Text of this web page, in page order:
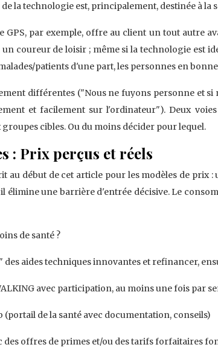
la technologie est, principalement, destinée à la
GPS, par exemple, offre au client un tout autre
coureur de loisir ; même si la technologie est
patients d'une part, les personnes en
différentes ("Nous ne fuyons personne et
et facilement sur l'ordinateur"). Deux
cibles. Ou du moins décider pour lequel.
: Prix perçus et réels
au début de cet article pour les modèles de prix
élimine une barrière d'entrée décisive. Le
de santé ?
aides techniques innovantes et refinancer,
avec participation, au moins une fois par
de la santé avec documentation, conseils)
offres de primes et/ou des tarifs forfaitaires